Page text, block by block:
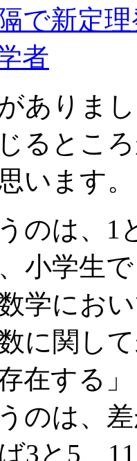
で新定
者
ありま
るとこ
います。
のは、1
小学生
学にお
に関し
在する
のは、
3と5、